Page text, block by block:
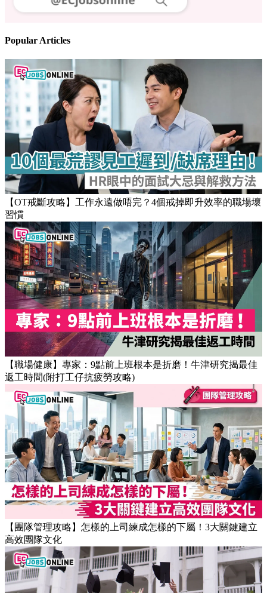
Popular Articles
【OT戒斷攻略】工作永遠做唔完？4個戒掉即升效率的職場壞
習慣
【職場健康】專家：9點前上班根本是折磨！牛津研究揭最佳
返工時間(附打工仔抗疲勞攻略)
【團隊管理攻略】怎樣的上司練成怎樣的下屬！3大關鍵建立
高效團隊文化